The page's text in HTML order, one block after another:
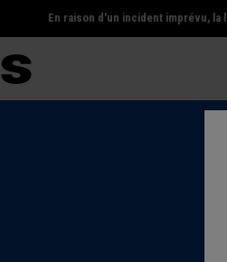
En raison d'un incident imprévu,